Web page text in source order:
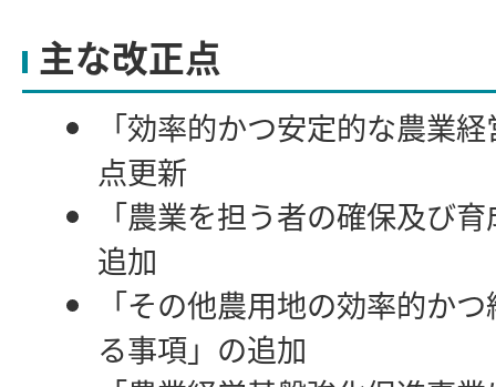
主な改正点
「効率的かつ安定的な農業
点更新
「農業を担う者の確保及び
追加
「その他農用地の効率的か
る事項」の追加